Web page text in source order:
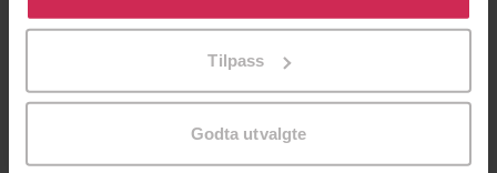
tilpasse ditt samtykke til spesifikke formål ved å klikke
Tilpass
Godta utvalgte
Jo Nesbø
Jørn Lier Horst